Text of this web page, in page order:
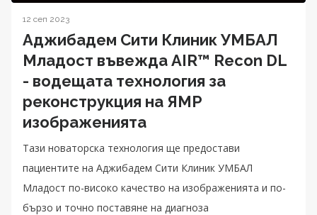
12 сеп 2023
Аджибадем Сити Клиник УМБАЛ
Младост въвежда AIR™ Recon DL
- водещата технология за
реконструкция на ЯМР
изображенията
Тази новаторска технология ще предостави
пациентите на Аджибадем Сити Клиник УМБАЛ
Младост по-високо качество на изображенията и по-
бързо и точно поставяне на диагноза